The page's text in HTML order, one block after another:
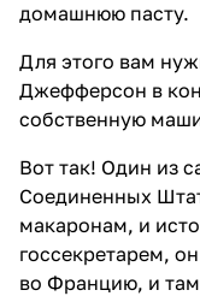
домашнюю пасту.
Для этого вам
Джефферсон в
собственную
Вот так! Один из
Соединенных
макаронам, и
госсекретарем,
во Францию, и